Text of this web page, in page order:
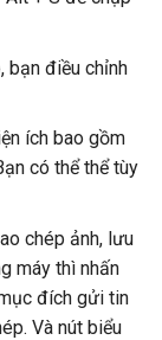
bạn điều chỉnh
ích bao gồm
có thể thể tùy
chép ảnh, lưu
máy thì nhấn
đích gửi tin
Và nút biểu